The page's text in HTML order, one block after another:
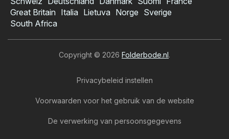
Hoogvliet folder
Great Britain Italia Lietuva Norge Sverige
South Africa
Copyright © 2026 Folderbode.nl.
Privacybeleid instellen
Voorwaarden voor het gebruik van de website
De verwerking van persoonsgegevens